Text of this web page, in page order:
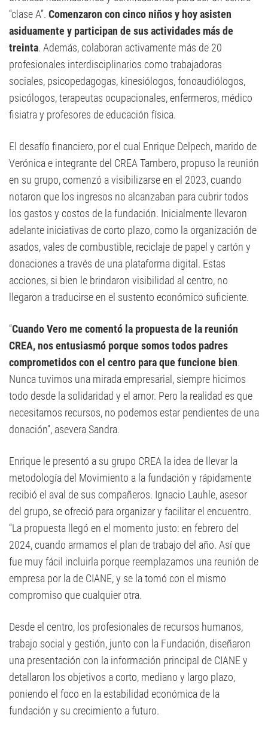
“clase A”. Comenzaron con cinco niños y hoy asisten
asiduamente y participan de sus actividades más de
treinta. Además, colaboran activamente más de 20
profesionales interdisciplinarios como trabajadoras
sociales, psicopedagogas, kinesiólogos, fonoaudiólogos,
psicólogos, terapeutas ocupacionales, enfermeros, médico
fisiatra y profesores de educación física.
El desafío financiero, por el cual Enrique Delpech, marido de
Verónica e integrante del CREA Tambero, propuso la reunión
en su grupo, comenzó a visibilizarse en el 2023, cuando
notaron que los ingresos no alcanzaban para cubrir todos
los gastos y costos de la fundación. Inicialmente llevaron
adelante iniciativas de corto plazo, como la organización de
asados, vales de combustible, reciclaje de papel y cartón y
donaciones a través de una plataforma digital. Estas
acciones, si bien le brindaron visibilidad al centro, no
llegaron a traducirse en el sustento económico suficiente.
“Cuando Vero me comentó la propuesta de la reunión
CREA, nos entusiasmó porque somos todos padres
comprometidos con el centro para que funcione bien.
Nunca tuvimos una mirada empresarial, siempre hicimos
todo desde la solidaridad y el amor. Pero la realidad es que
necesitamos recursos, no podemos estar pendientes de una
donación”, asevera Sandra.
Enrique le presentó a su grupo CREA la idea de llevar la
metodología del Movimiento a la fundación y rápidamente
recibió el aval de sus compañeros. Ignacio Lauhle, asesor
del grupo, se ofreció para organizar y facilitar el encuentro.
“La propuesta llegó en el momento justo: en febrero del
2024, cuando armamos el plan de trabajo del año. Así que
fue muy fácil incluirla porque reemplazamos una reunión de
empresa por la de CIANE, y se la tomó con el mismo
compromiso que cualquier otra.
Desde el centro, los profesionales de recursos humanos,
trabajo social y gestión, junto con la Fundación, diseñaron
una presentación con la información principal de CIANE y
detallaron los objetivos a corto, mediano y largo plazo,
poniendo el foco en la estabilidad económica de la
fundación y su crecimiento a futuro.